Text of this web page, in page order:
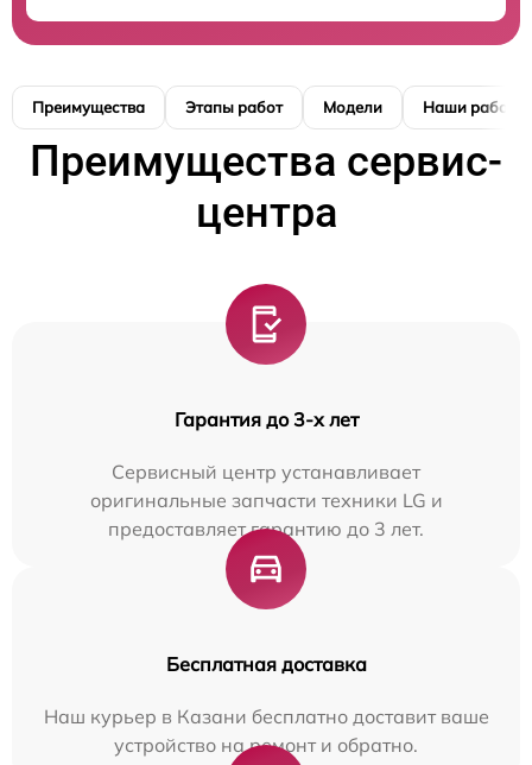
Преимущества Этапы работ Модели Наши работы
Преимущества сервис-
центра
Гарантия до 3-х лет
Сервисный центр устанавливает
оригинальные запчасти техники LG и
предоставляет гарантию до 3 лет.
Бесплатная доставка
Наш курьер в Казани бесплатно доставит ваше
устройство на ремонт и обратно.